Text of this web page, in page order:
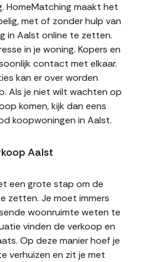
HomeMatching maakt het
met of zonder hulp van
in Aalst online te zetten.
in je woning. Kopers en
contact met elkaar.
kan er over worden
Als je niet wilt wachten op
komen, kijk dan eens
koopwoningen in Aalst.
Aalst
een grote stap om de
zetten. Je moet immers
woonruimte weten te
vinden de verkoop en
Op deze manier hoef je
verhuizen en zit je met